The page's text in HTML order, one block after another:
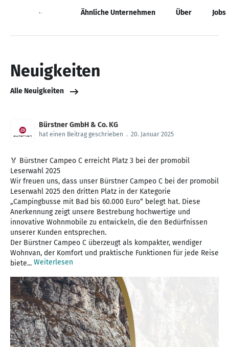
Neuigkeiten Ähnliche Unternehmen Über Jobs
Neuigkeiten
Alle Neuigkeiten
Bürstner GmbH & Co. KG
hat einen Beitrag geschrieben . 20. Januar 2025
🏅 Bürstner Campeo C erreicht Platz 3 bei der promobil
Leserwahl 2025
Wir freuen uns, dass unser Bürstner Campeo C bei der promobil
Leserwahl 2025 den dritten Platz in der Kategorie
„Campingbusse mit Bad bis 60.000 Euro“ belegt hat. Diese
Anerkennung zeigt unsere Bestrebung hochwertige und
innovative Wohnmobile zu entwickeln, die den Bedürfnissen
unserer Kunden entsprechen.
Der Bürstner Campeo C überzeugt als kompakter, wendiger
Wohnvan, der Komfort und praktische Funktionen für jede Reise
biete... Weiterlesen